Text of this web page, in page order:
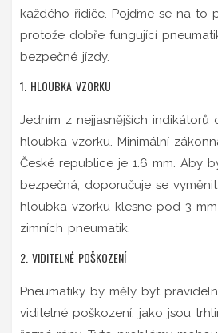
každého řidiče. Pojďme se na to
protože dobře fungující
bezpečné jízdy.
1. HLOUBKA VZORKU
Jedním z nejjasnějších indikátorů
hloubka vzorku. Minimální
České republice je 1.6 mm. Aby
bezpečná, doporučuje se
hloubka vzorku klesne pod 3
zimních pneumatik.
2. VIDITELNÉ POŠKOZENÍ
Pneumatiky by měly být
viditelné poškození, jako jsou